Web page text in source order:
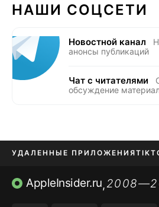
НАШИ СОЦСЕТИ
Новостной канал
анонсы публикаций
Чат с читателями
обсуждение
УДАЛЕННЫЕ ПРИЛОЖЕНИЯ
ПРИЛОЖЕНИЯ БЕЗ APP STORE
AppleInsider.ru,